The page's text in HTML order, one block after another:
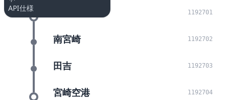
API仕様
1192701
南宮崎 1192702
田吉 1192703
宮崎空港 1192704